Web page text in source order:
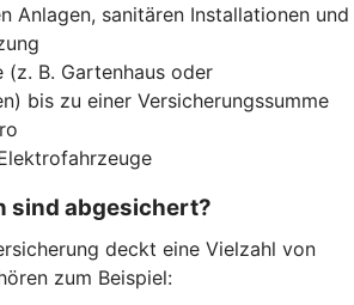
Anlagen, sanitären Installationen und
(z. B. Gartenhaus oder
bis zu einer Versicherungssumme
sind abgesichert?
deckt eine Vielzahl von
zum Beispiel: